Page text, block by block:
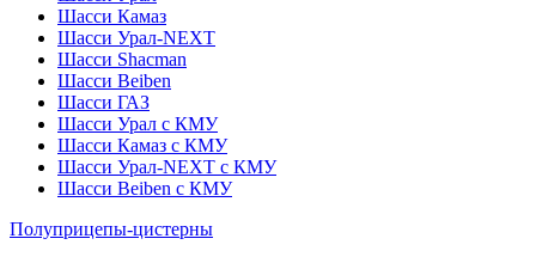
Шасси Камаз
Шасси Урал-NEXT
Шасси Shacman
Шасси Beiben
Шасси ГАЗ
Шасси Урал с КМУ
Шасси Камаз с КМУ
Шасси Урал-NEXT с КМУ
Шасси Beiben с КМУ
Полуприцепы-цистерны